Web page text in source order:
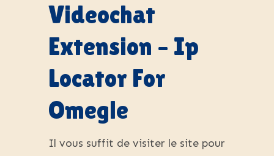
Videochat
Extension – Ip
Locator For
Omegle
Il vous suffit de visiter le site pour